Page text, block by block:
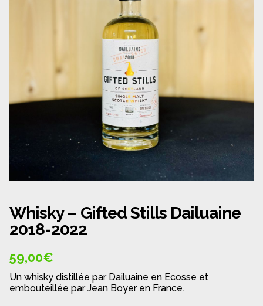
Politique de confidentialité
Politique de cookies (UE)
Qui sommes nous ?
Validation de la commande
Whisky – Gifted Stills Dailuaine
2018-2022
59,00€
Un whisky distillée par Dailuaine en Ecosse et
embouteillée par Jean Boyer en France.